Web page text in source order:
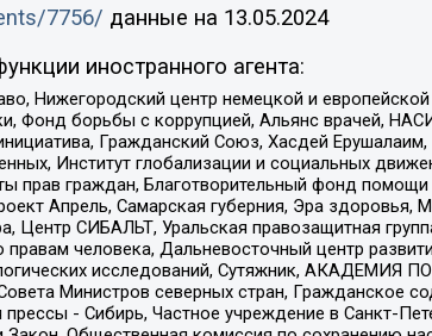
7756/ данные на 13.05.2024
иностранного агента:
Нижегородский центр немецкой и
Фонд борьбы с коррупцией, Альянс врачей,
Гражданский Союз, Хасдей
Институт глобализации и социальных
прав граждан, Благотворительный фонд
Апрель, Самарская губерния, Эра
Центр СИБАЛЬТ, Уральская правозащитная
человека, Дальневосточный центр
исследований, Сутяжник, АКАДЕМИЯ
Министров северных стран, Гражданское
- Сибирь, Частное учреждение в Санкт-